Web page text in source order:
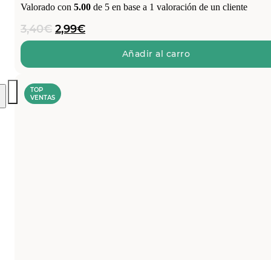
Valorado con 5.00 de 5 en base a 1 valoración de un cliente
3,40€ El
precio
era:
3,40€.
2,99€El
precio
es:
Añadir al carro
TOP
VENTAS